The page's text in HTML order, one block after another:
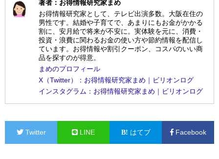
著者：お得情報研究家まめ
お得情報研究家として、テレビ出演多数。大阪在住の
男性です。結婚や子育てで、あまりにもお金がかかる
割に、安月給で将来が不安に。実体験を元に、消費・
投資・浪費に関わるお金の使い方や節約情報を配信し
ています。お得情報や割引クーポン、コスパのいい商
品を探すのが得意。
まめのプロフィール
X（Twitter）：お得情報研究家まめ｜ビリオンログ
インスタグラム：お得情報研究家まめ｜ビリオンログ
Twitter LINE はてブ Facebook